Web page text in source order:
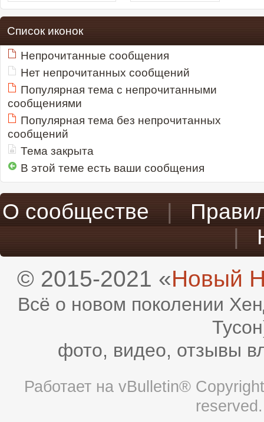
Список иконок
Непрочитанные сообщения
Нет непрочитанных сообщений
Популярная тема с непрочитанными
сообщениями
Популярная тема без непрочитанных
сообщений
Тема закрыта
В этой теме есть ваши сообщения
О сообществе
© 2015-2021 «Новый
Всё о новом поколении
фото, видео, отзывы
Работает на vBulletin®